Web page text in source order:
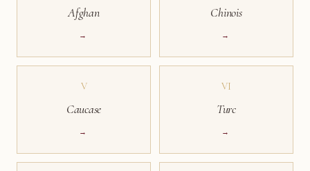
Afghan
→
Chinois
→
V
Caucase
→
VI
Turc
→